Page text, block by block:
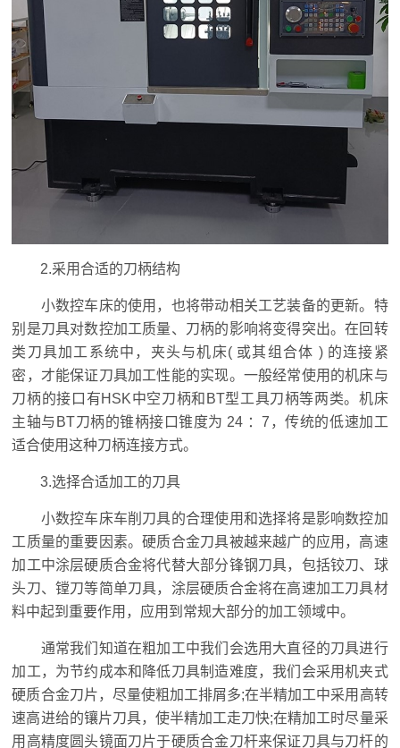
2.采用合适的刀柄结构
小数控车床的使用，也将带动相关工艺装备的更新。特
别是刀具对数控加工质量、刀柄的影响将变得突出。在回转
类刀具加工系统中，夹头与机床( 或其组合体 ) 的连接紧
密，才能保证刀具加工性能的实现。一般经常使用的机床与
刀柄的接口有HSK中空刀柄和BT型工具刀柄等两类。机床
主轴与BT刀柄的锥柄接口锥度为 24 ：7，传统的低速加工
适合使用这种刀柄连接方式。
3.选择合适加工的刀具
小数控车床车削刀具的合理使用和选择将是影响数控加
工质量的重要因素。硬质合金刀具被越来越广的应用，高速
加工中涂层硬质合金将代替大部分锋钢刀具，包括铰刀、球
头刀、镗刀等简单刀具，涂层硬质合金将在高速加工刀具材
料中起到重要作用，应用到常规大部分的加工领域中。
通常我们知道在粗加工中我们会选用大直径的刀具进行
加工，为节约成本和降低刀具制造难度，我们会采用机夹式
硬质合金刀片，尽量使粗加工排屑多;在半精加工中采用高转
速高进给的镶片刀具，使半精加工走刀快;在精加工时尽量采
用高精度圆头镜面刀片于硬质合金刀杆来保证刀具与刀杆的